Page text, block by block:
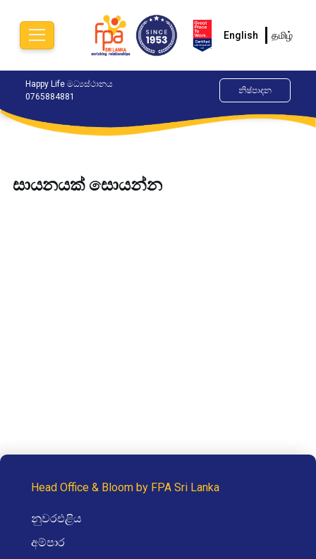
English தமிழ்
Happy Life මධ්‍යස්ථානය
0765884881
දැන් චැට් කරන්න
නිෂ්පාදන
සායනයක් සොයන්න
Head Office & Bloom by FPA Sri Lanka
නුවරඑළිය
අම්පාර